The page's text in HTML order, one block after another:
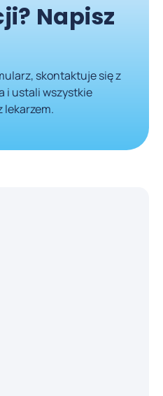
Napisz
skontaktuje się z
i ustali wszystkie
lekarzem.